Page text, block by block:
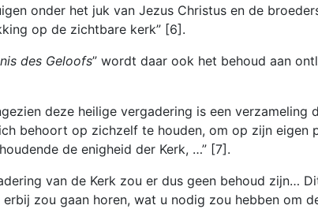
onder het juk van Jezus Christus en de
op de zichtbare kerk” [6].
des Geloofs” wordt daar ook het behoud aan
deze heilige vergadering is een
behoort op zichzelf te houden, om op zijn eigen
de enigheid der Kerk, …” [7].
van de Kerk zou er dus geen behoud zijn…
zou gaan horen, wat u nodig zou hebben